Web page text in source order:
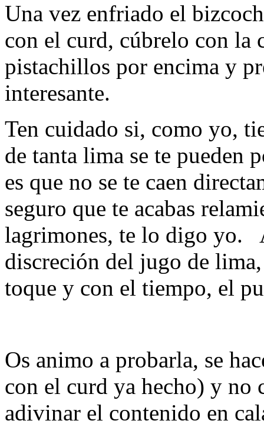
Una vez enfriado el
con el curd, cúbrelo con la
pistachillos por encima y
interesante.
Ten cuidado si, como yo,
de tanta lima se te pueden
es que no se te caen
seguro que te acabas
lagrimones, te lo digo yo.
discreción del jugo de
toque y con el tiempo, el
Os animo a probarla, se
con el curd ya hecho) y no
adivinar el contenido en